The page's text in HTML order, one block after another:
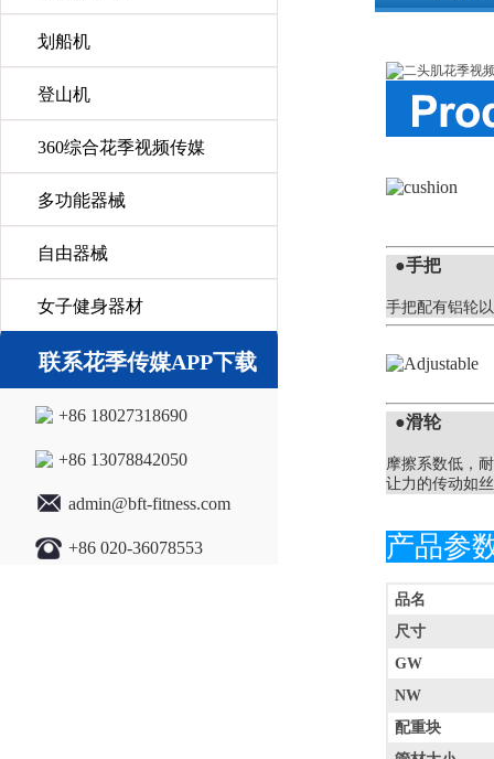
划船机
登山机
360综合花季视频传媒
多功能器械
自由器械
女子健身器材
联系花季传媒APP下载
+86 18027318690
+86 13078842050
admin@bft-fitness.com
+86 020-36078553
●手把
手把配有铝轮
●滑轮
摩擦系数低，
让力的传动如
产品参
品名
尺寸
GW
NW
配重块